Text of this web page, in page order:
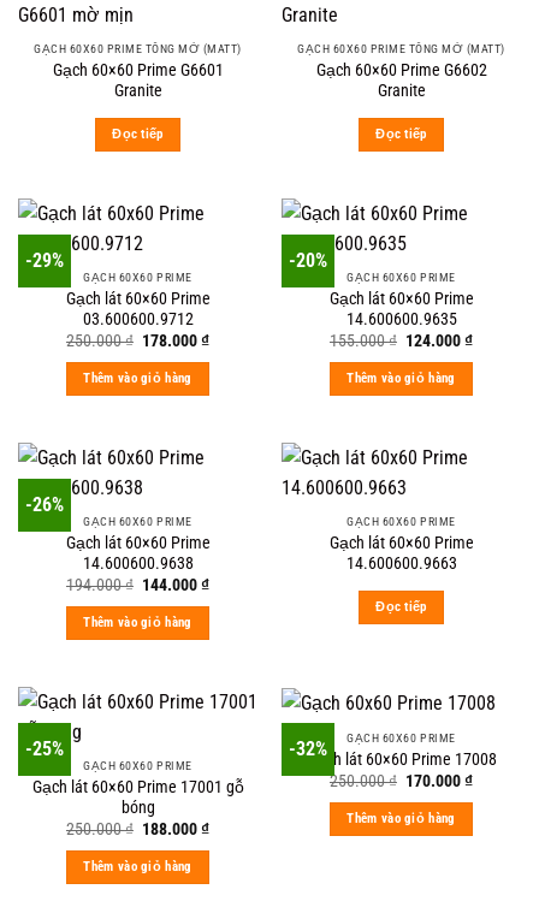
GẠCH 60X60 PRIME TÔNG MỜ (MATT)
Gạch 60×60 Prime G6601
Granite
Đọc tiếp
GẠCH 60X60 PRIME TÔNG MỜ (MATT)
Gạch 60×60 Prime G6602
Granite
Đọc tiếp
-29%
GẠCH 60X60 PRIME
Gạch lát 60×60 Prime
03.600600.9712
250.000₫ Original
was:
250.000 ₫.
178.000₫Current
Thêm vào giỏ hàng
-20%
GẠCH 60X60 PRIME
Gạch lát 60×60 Prime
14.600600.9635
155.000₫ Original
was:
155.000 ₫.
124.000₫Current
Thêm vào giỏ hàng
-26%
GẠCH 60X60 PRIME
Gạch lát 60×60 Prime
14.600600.9638
194.000₫ Original
was:
194.000 ₫.
144.000₫Current
Thêm vào giỏ hàng
GẠCH 60X60 PRIME
Gạch lát 60×60 Prime
14.600600.9663
Đọc tiếp
-25%
GẠCH 60X60 PRIME
Gạch lát 60×60 Prime 17001 gỗ
bóng
250.000₫ Original
was:
250.000 ₫.
188.000₫Current
Thêm vào giỏ hàng
-32% GẠCH 60X60 PRIME
Gạch lát 60×60 Prime 17008
250.000₫ Original
was:
250.000 ₫.
170.000₫Current
Thêm vào giỏ hàng